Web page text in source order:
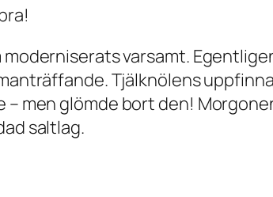
varsamt.
Tjälknölens
– men glömde bort den!
saltlag.